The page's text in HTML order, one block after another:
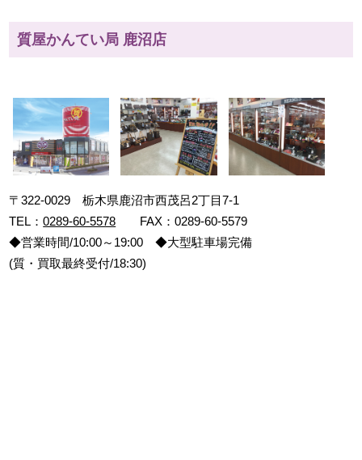
質屋かんてい局 鹿沼店
〒322-0029 栃木県鹿沼市西茂呂2丁目7-1
TEL：0289-60-5578 FAX：0289-60-5579
◆営業時間/10:00～19:00 ◆大型駐車場完備
(質・買取最終受付/18:30)